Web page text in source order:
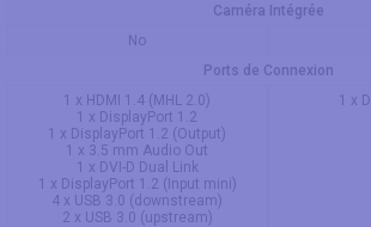
Caméra Intégrée
No
Ports de Connexion
1 x HDMI 1.4 (MHL 2.0)
1 x DisplayPort 1.2
1 x DisplayPort 1.2 (Output)
1 x 3.5 mm Audio Out
1 x DVI-D Dual Link
1 x DisplayPort 1.2 (Input mini)
4 x USB 3.0 (downstream)
2 x USB 3.0 (upstream)
1 x